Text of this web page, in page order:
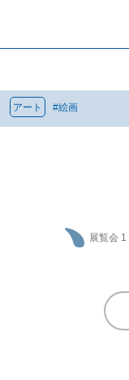
アート #絵画
展覧会 1